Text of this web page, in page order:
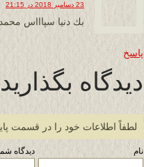
23 دسامبر 2018 در 21:15
بك دنيا سپاااس
پاسخ
دیدگاه بگذارید
لطفاً اطلاعات خود را در قسمت
نام دیدگاه